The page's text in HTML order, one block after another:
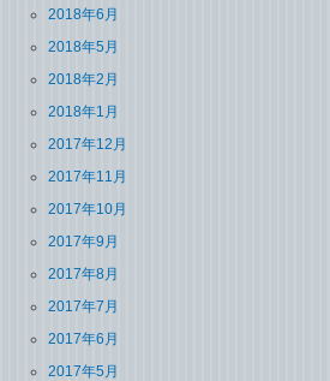
2018年6月
2018年5月
2018年2月
2018年1月
2017年12月
2017年11月
2017年10月
2017年9月
2017年8月
2017年7月
2017年6月
2017年5月